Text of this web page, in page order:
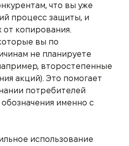
что вы уже
процесс защиты, и
от копирования.
вы по
не планируете
второстепенные
акций). Это помогает
потребителей
именно с
использование